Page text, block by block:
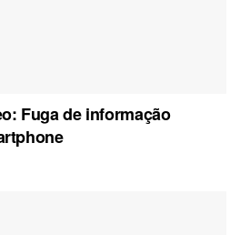
Fuga de informação